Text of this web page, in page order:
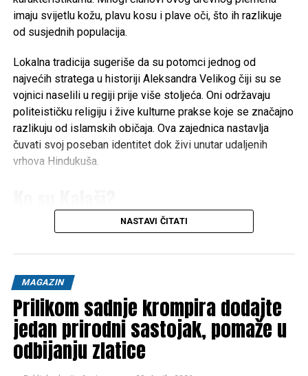
držalo na nogama. O tome se, međutim, malo priča. Više
nema vijesti, više nije interesantno. Ali posljedice su tu,
oko nas, svaki dan, na svakom koraku.” zaključio je.
imaju svijetlu kožu, plavu kosu i plave oči, što ih razlikuje
od susjednih populacija.
Lokalna tradicija sugeriše da su potomci jednog od
najvećih stratega u historiji Aleksandra Velikog čiji su se
vojnici naselili u regiji prije više stoljeća. Oni održavaju
politeističku religiju i žive kulturne prakse koje se značajno
razlikuju od islamskih običaja. Ova zajednica nastavlja
čuvati svoj poseban identitet dok živi unutar udaljenih
vrhova Hindukuša.
Kalaši su jedinstvena autohtona etnička manjina koja govori
pakistanskom okrugu Chitral. Naseljavajući doline
Bumburet, Rumbur i Birir u Hindukuša, poznati su po svojoj
izrazitoj animističkoj, politeističkoj kulturi i živopisnoj,
šarenoj odjeći, što ih izdvaja od većinskog muslimanskog
stanovništva.
Ključni aspekti naroda Kalaš:
NASTAVI ČITATI
MAGAZIN
Prilikom sadnje krompira dodajte
jedan prirodni sastojak, pomaže u
odbijanju zlatice